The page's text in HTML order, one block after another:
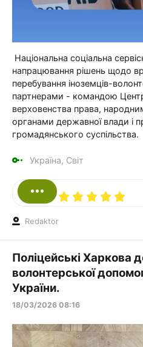
Національна соціальна
напрацювання рішень щодо
перебування іноземців-
партнерами - командою
верховенства права,
органами державної влади і
громадянського суспільства.
Україна, Світ
Redaktor
Поліцейські Харкова
волонтерської
України.
18/03/2026 08:16